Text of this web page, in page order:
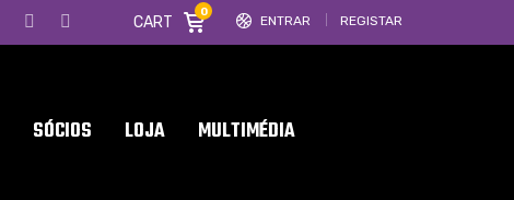
ENTRAR REGISTAR
CART
0
SÓCIOS LOJA MULTIMÉDIA